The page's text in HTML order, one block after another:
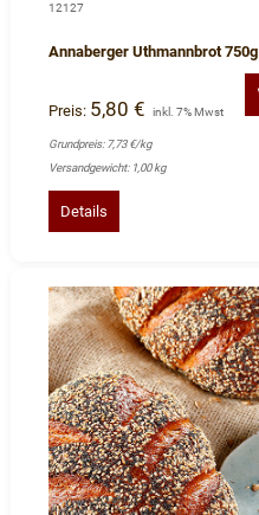
12127
Annaberger Uthmannbrot 750g
Preis: 5,80 € inkl. 7% Mwst
Grundpreis: 7,73 €/kg
Versandgewicht: 1,00 kg
Details